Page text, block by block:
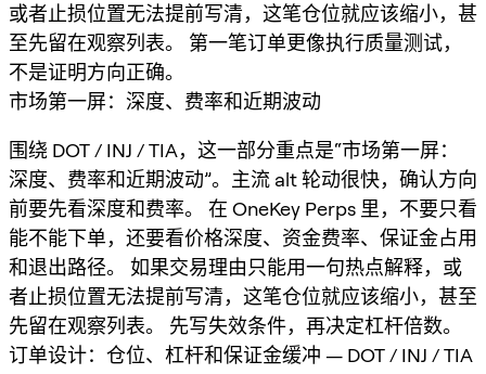
或者止损位置无法提前写清，这笔仓位就应该缩小，甚
至先留在观察列表。 第一笔订单更像执行质量测试，
不是证明方向正确。
市场第一屏：深度、费率和近期波动
围绕 DOT / INJ / TIA，这一部分重点是“市场第一屏：
深度、费率和近期波动”。主流 alt 轮动很快，确认方向
前要先看深度和费率。 在 OneKey Perps 里，不要只看
能不能下单，还要看价格深度、资金费率、保证金占用
和退出路径。 如果交易理由只能用一句热点解释，或
者止损位置无法提前写清，这笔仓位就应该缩小，甚至
先留在观察列表。 先写失效条件，再决定杠杆倍数。
订单设计：仓位、杠杆和保证金缓冲 — DOT / INJ / TIA